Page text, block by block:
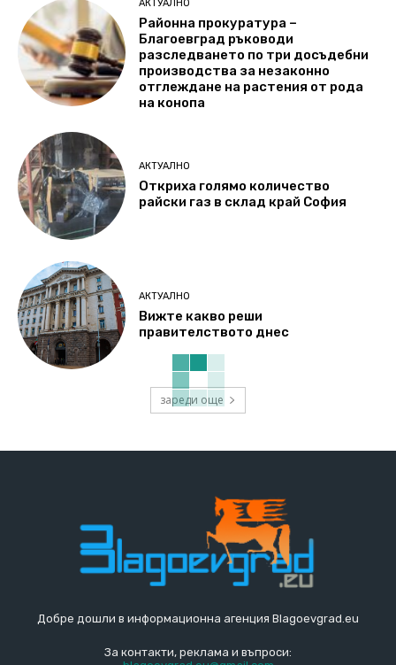
АКТУАЛНО
Районна прокуратура –
Благоевград ръководи
разследването по три досъдебни
производства за незаконно
отглеждане на растения от рода
на конопа
АКТУАЛНО
Откриха голямо количество
райски газ в склад край София
АКТУАЛНО
Вижте какво реши
правителството днес
зареди още
Добре дошли в информационна агенция Blagoevgrad.eu
За контакти, реклама и въпроси: